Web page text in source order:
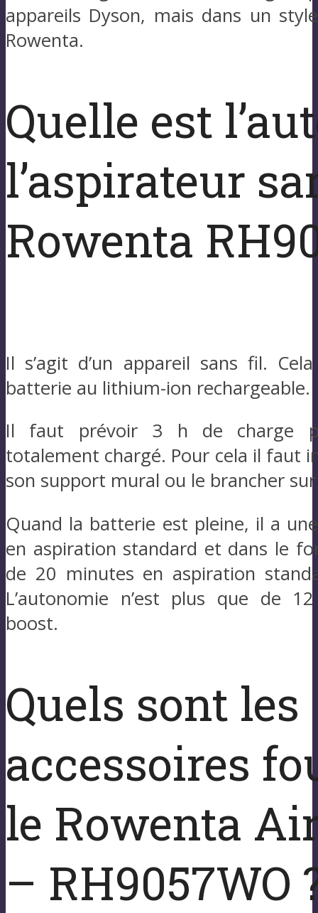
appareils Dyson, mais dans un
Rowenta.
Quelle est
l’aspirateur
Rowenta
Il s’agit d’un appareil sans fil.
batterie au lithium-ion rechargeable.
Il faut prévoir 3 h de charge
totalement chargé. Pour cela il faut
son support mural ou le brancher
Quand la batterie est pleine, il a
en aspiration standard et dans le
de 20 minutes en aspiration
L’autonomie n’est plus que de
boost.
Quels sont les
accessoires
le Rowenta
– RH9057WO